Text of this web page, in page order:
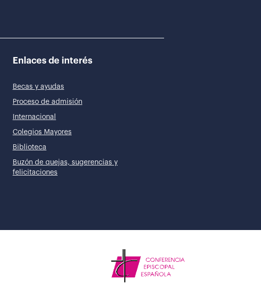
Enlaces de interés
Becas y ayudas
Proceso de admisión
Internacional
Colegios Mayores
Biblioteca
Buzón de quejas, sugerencias y
felicitaciones